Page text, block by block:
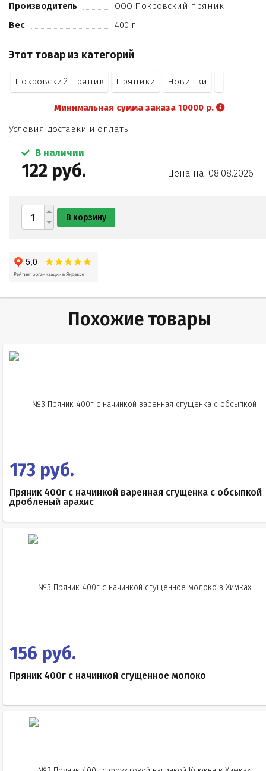
Производитель
ООО Покровский пряник
Вес
400 г
Этот товар из категорий
Покровский пряник Пряники Новинки
Минимальная сумма заказа 10000 р.
Условия доставки и оплаты
В наличии
122 руб. Цена на: 08.08.2026
В корзину
Похожие товары
173 руб.
Пряник 400г с начинкой варенная сгущенка с обсыпкой
дробленый арахис
156 руб.
Пряник 400г с начинкой сгущенное молоко